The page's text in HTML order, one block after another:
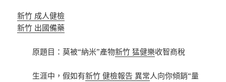
新竹 成人健檢
新竹 出國備藥
原題目：莫被“納米”產物新竹 猛健樂收智商稅
生涯中，假如有新竹 健檢報告 異常人向你傾銷“量